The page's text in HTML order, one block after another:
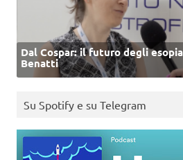
Dal Cospar: il futuro degli
Benatti
Su Spotify e su Telegram